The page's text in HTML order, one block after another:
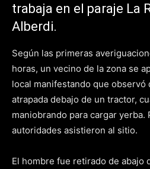
trabaja en el paraje La
Alberdi.
Según las primeras
horas, un vecino de la zona se
local manifestando que observó
atrapada debajo de un tractor,
maniobrando para cargar yerba.
autoridades asistieron al sitio.
El hombre fue retirado de abajo